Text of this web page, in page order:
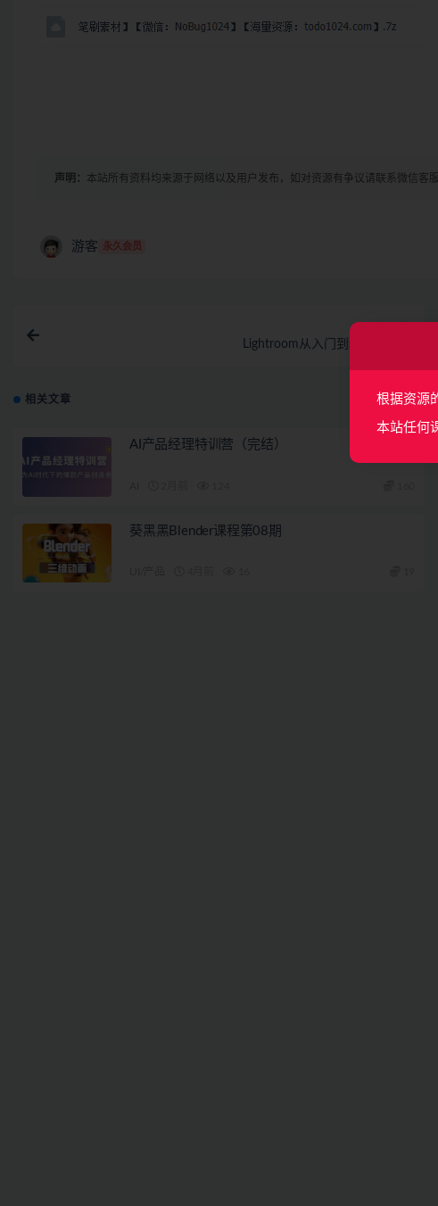
声明： 本站所有资料均来源于网络以及用户发布，如对资源有争议请联系微信客
游客 永久会员
Lightroom从入门到精通 | 完结
相关文章
AI产品经理特训营（完结）
葵黑黑Blender课程第08期
根据资源
本站任何